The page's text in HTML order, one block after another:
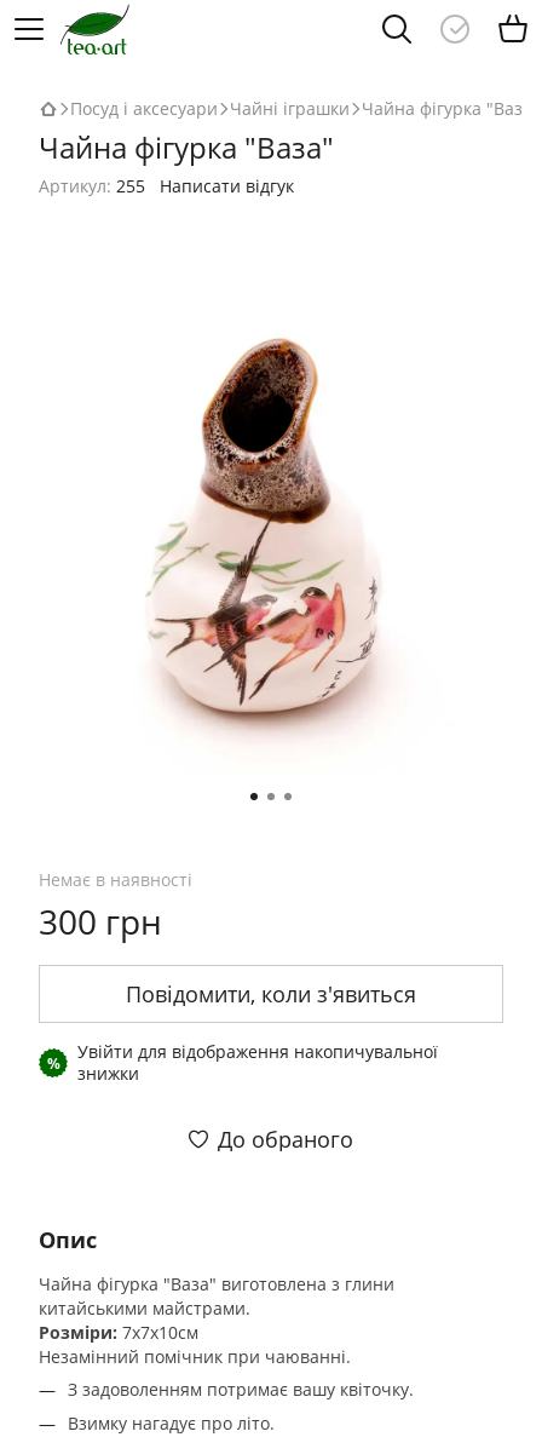
Посуд і аксесуари Чайні іграшки Чайна фігурка "Ваза"
Чайна фігурка "Ваза"
Артикул: 255 Написати відгук
Немає в наявності
300 грн
Повідомити, коли з'явиться
% Увійти для відображення накопичувальної
знижки
До обраного
Опис
Чайна фігурка "Ваза" виготовлена з глини
китайськими майстрами.
Розміри: 7х7х10см
Незамінний помічник при чаюванні.
З задоволенням потримає вашу квіточку.
Взимку нагадує про літо.